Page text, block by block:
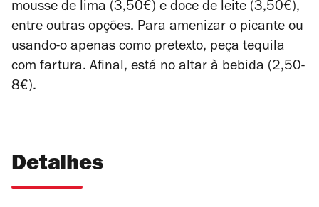
mousse de lima (3,50€) e doce de leite (3,50€),
entre outras opções. Para amenizar o picante ou
usando-o apenas como pretexto, peça tequila
com fartura. Afinal, está no altar à bebida (2,50-
8€).
Detalhes